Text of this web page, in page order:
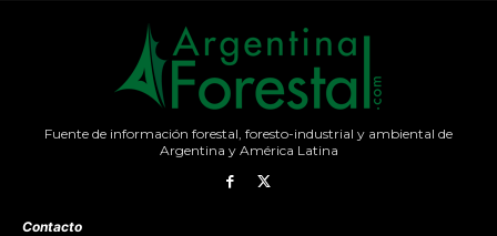
Fuente de información forestal, foresto-industrial y ambiental de
Argentina y América Latina
Contacto